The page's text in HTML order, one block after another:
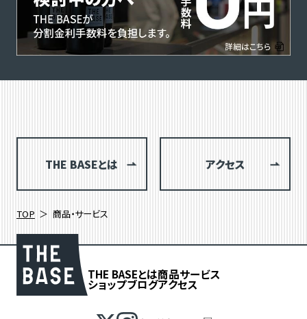
THE BASEとは アクセス
TOP 商品・サービス
THE BASEとは商品サービス
ショップブログアクセス